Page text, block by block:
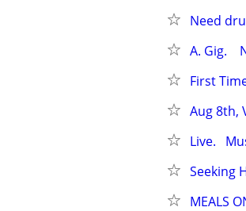
Need
A. Gig.
First
Aug 8th,
Live.
Seeking
MEALS